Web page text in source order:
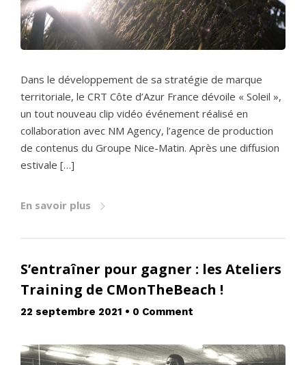
Dans le développement de sa stratégie de marque
territoriale, le CRT Côte d’Azur France dévoile « Soleil »,
un tout nouveau clip vidéo événement réalisé en
collaboration avec NM Agency, l’agence de production
de contenus du Groupe Nice-Matin. Après une diffusion
estivale […]
En savoir plus
S’entraîner pour gagner : les Ateliers
Training de CMonTheBeach !
22 septembre 2021 • 0 Comment